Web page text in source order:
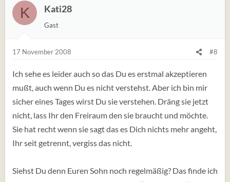
K Kati28
Gast
17 November 2008 #8
Ich sehe es leider auch so das Du es erstmal akzeptieren
mußt, auch wenn Du es nicht verstehst. Aber ich bin mir
sicher eines Tages wirst Du sie verstehen. Dräng sie jetzt
nicht, lass Ihr den Freiraum den sie braucht und möchte.
Sie hat recht wenn sie sagt das es Dich nichts mehr angeht,
Ihr seit getrennt, vergiss das nicht.
Siehst Du denn Euren Sohn noch regelmäßig? Das finde ich